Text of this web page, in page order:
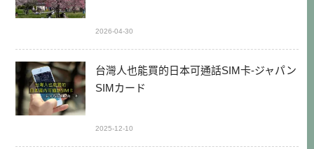
2026-04-30
台灣人也能買的日本可通話SIM卡-ジャパン
SIMカード
2025-12-10